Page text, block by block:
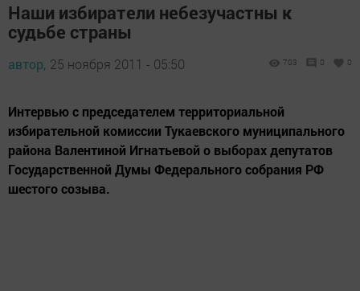
Наши избиратели небезучастны к
судьбе страны
автор, 25 ноября 2011 - 05:50 703 0 0
Интервью с председателем территориальной
избирательной комиссии Тукаевского муниципального
района Валентиной Игнатьевой о выборах депутатов
Государственной Думы Федерального собрания РФ
шестого созыва.